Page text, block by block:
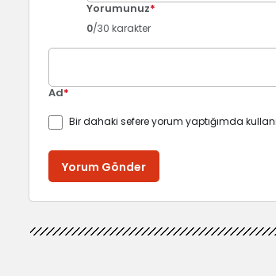
Yorumunuz*
0/30 karakter
Ad*
Bir dahaki sefere yorum yaptığımda
Yorum Gönder